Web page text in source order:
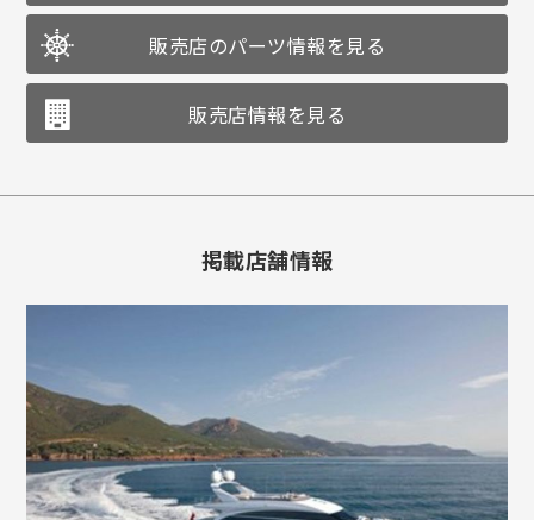
販売店のパーツ情報を見る
販売店情報を見る
掲載店舗情報